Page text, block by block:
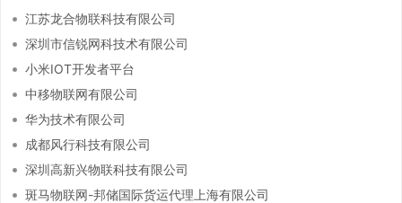
江苏龙合物联科技有限公司
深圳市信锐网科技术有限公司
小米IOT开发者平台
中移物联网有限公司
华为技术有限公司
成都风行科技有限公司
深圳高新兴物联科技有限公司
斑马物联网-邦储国际货运代理上海有限公司